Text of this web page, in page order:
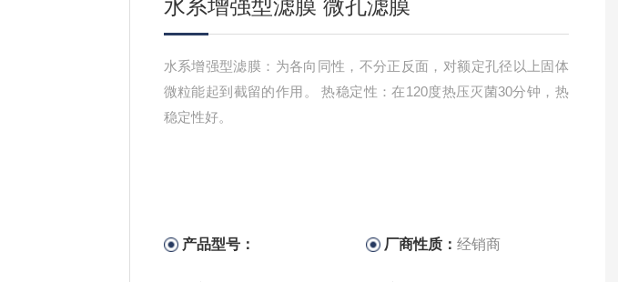
水系增强型滤膜 微孔滤膜
水系增强型滤膜：为各向同性，不分正反面，对额定孔径以上固体
微粒能起到截留的作用。 热稳定性：在120度热压灭菌30分钟，热
稳定性好。
产品型号： 厂商性质：经销商